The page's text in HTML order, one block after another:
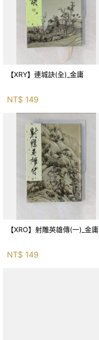
【XRY】連城訣(全)_金庸
NT$ 149
【XRO】射雕英雄傳(一)_金庸
NT$ 149